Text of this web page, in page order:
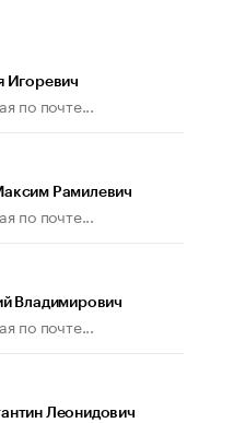
Игоревич
по почте...
Рамилевич
по почте...
Владимирович
по почте...
Леонидович